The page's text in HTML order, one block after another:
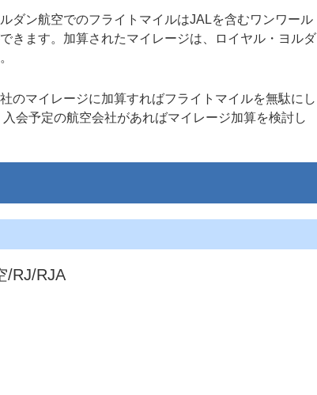
ダン航空でのフライトマイルはJALを含むワンワール
きます。加算されたマイレージは、ロイヤル・ヨルダ
のマイレージに加算すればフライトマイルを無駄にし
会予定の航空会社があればマイレージ加算を検討し
/RJ/RJA